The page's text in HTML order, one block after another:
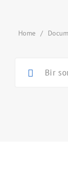
Home /